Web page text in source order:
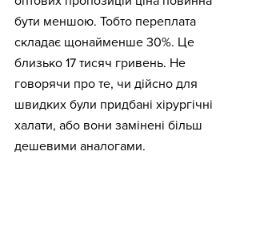
бути меншою. Тобто переплата
складає щонайменше 30%. Це
близько 17 тисяч гривень. Не
говорячи про те, чи дійсно для
швидких були придбані хірургічні
халати, або вони замінені більш
дешевими аналогами.